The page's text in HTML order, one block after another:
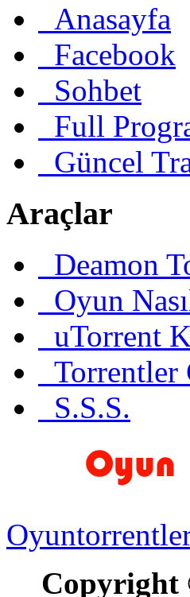
Anasayfa
Facebook
Sohbet
Full
Güncel
Araçlar
Deamon
Oyun
uTorrent
Torrentler
S.S.S.
Copyright